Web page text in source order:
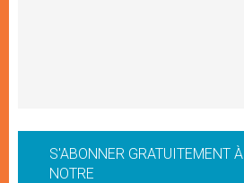
S'ABONNER GRATUITEMENT À
NOTRE